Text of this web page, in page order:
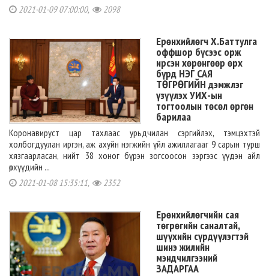
2021-01-09 07:00:00, 2098
Ерөнхийлөгч Х.Баттулга
оффшор бүсээс орж
ирсэн хөрөнгөөр өрх
бүрд НЭГ САЯ
ТӨГРӨГИЙН дэмжлэг
үзүүлэх УИХ-ын
тогтоолын төсөл өргөн
барилаа
Коронавируст цар тахлаас урьдчилан сэргийлэх, тэмцэхтэй
холбогдуулан иргэн, аж ахуйн нэгжийн үйл ажиллагааг 9 сарын турш
хязгаарласан, нийт 38 хоног бүрэн зогсоосон зэргээс үүдэн айл
өрхүүдийн ...
2021-01-08 15:35:11, 2352
Ерөнхийлөгчийн сая
төгрөгийн саналтай,
шүүхийн сүрдүүлэгтэй
шинэ жилийн
мэндчилгээний
ЗАДАРГАА